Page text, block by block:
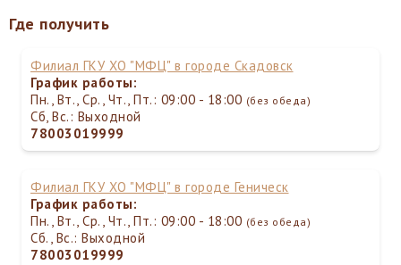
Где получить
Филиал ГКУ ХО "МФЦ" в городе Скадовск
График работы:
Пн., Вт., Ср., Чт., Пт.: 09:00 - 18:00 (без обеда)
Сб, Вс.: Выходной
78003019999
Филиал ГКУ ХО "МФЦ" в городе Геническ
График работы:
Пн., Вт., Ср., Чт., Пт.: 09:00 - 18:00 (без обеда)
Сб., Вс.: Выходной
78003019999